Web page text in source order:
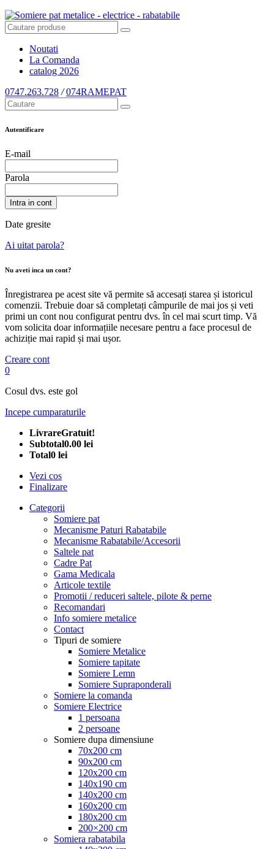
Noutati
La Comanda
catalog 2026
0747.263.728 / 074RAMEPAT
Autentificare
E-mail
Parola
Intra in cont
Date gresite
Ai uitat parola?
Nu aveti inca un cont?
Înregistrarea pe acest site vă permite să accesați starea și istoricul
comenzii. Trebuie doar să completați câmpurile de mai jos și veti
primi un cont nou configurat pentru dvs. în cel mai scurt timp. Vă
vom solicita doar informațiile necesare pentru a face procesul de
achiziție mai rapid și mai ușor.
Creare cont
0
Cosul dvs. este gol
Incepe cumparaturile
LivrareGratuit!
Subtotal0.00 lei
Total0 lei
Vezi cos
Finalizare
Categorii
Somiere pat
Mecanisme Paturi Rabatabile
Mecanisme Rabatabile/Accesorii
Saltele pat
Cadre Pat
Gama Medicala
Articole textile
Promotii / reduceri saltele, pilote & perne
Recomandari
Info somiere metalice
Contact
Tipuri de somiere
Somiere Metalice
Somiere tapitate
Somiere Lemn
Somiere Supraponderali
Somiere la comanda
Somiere Electrice
1 persoana
2 persoane
Somiere dupa dimensiune
70x200 cm
90x200 cm
120x200 cm
140x190 cm
140x200 cm
160x200 cm
180x200 cm
200×200 cm
Somiera rabatabila